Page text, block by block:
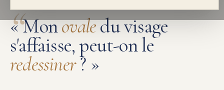
“
« Monovaledu visage
s'affaisse, peut-on le
redessiner? »